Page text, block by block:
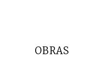
OBRAS